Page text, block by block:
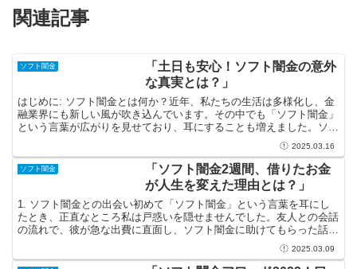
関連記事
ソフト闇金
「土日も安心！ソフト闇金の意外
な真実とは？」
はじめに: ソフト闇金とは何か？近年、私たちの生活は多様化し、金
融業界にも新しい風が吹き込んでいます。その中でも「ソフト闇金」
という言葉が広がりを見せており、耳にすることも増えました。ソフ
ト闇金とは、合法と違法の間に位置する金融業者で、高金...2025.03.16
ソフト闇金
「ソフト闇金2週間、借りたお金
が人生を変えた理由とは？」
1. ソフト闇金との出会い初めて「ソフト闇金」という言葉を耳にし
たとき、正直なところ私は戸惑いを隠せませんでした。友人との会話
の流れで、彼が急な出費に直面し、ソフト闇金に助けてもらった話を
聞いたからです。彼の表情は明るく、自信に満ちていまし...2025.03.09